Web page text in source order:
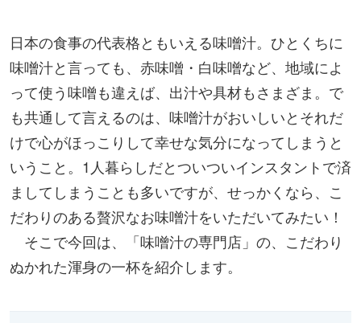
日本の食事の代表格ともいえる味噌汁。ひとくちに
味噌汁と言っても、赤味噌・白味噌など、地域によ
って使う味噌も違えば、出汁や具材もさまざま。で
も共通して言えるのは、味噌汁がおいしいとそれだ
けで心がほっこりして幸せな気分になってしまうと
いうこと。1人暮らしだとついついインスタントで済
ましてしまうことも多いですが、せっかくなら、こ
だわりのある贅沢なお味噌汁をいただいてみたい！
そこで今回は、「味噌汁の専門店」の、こだわり
ぬかれた渾身の一杯を紹介します。